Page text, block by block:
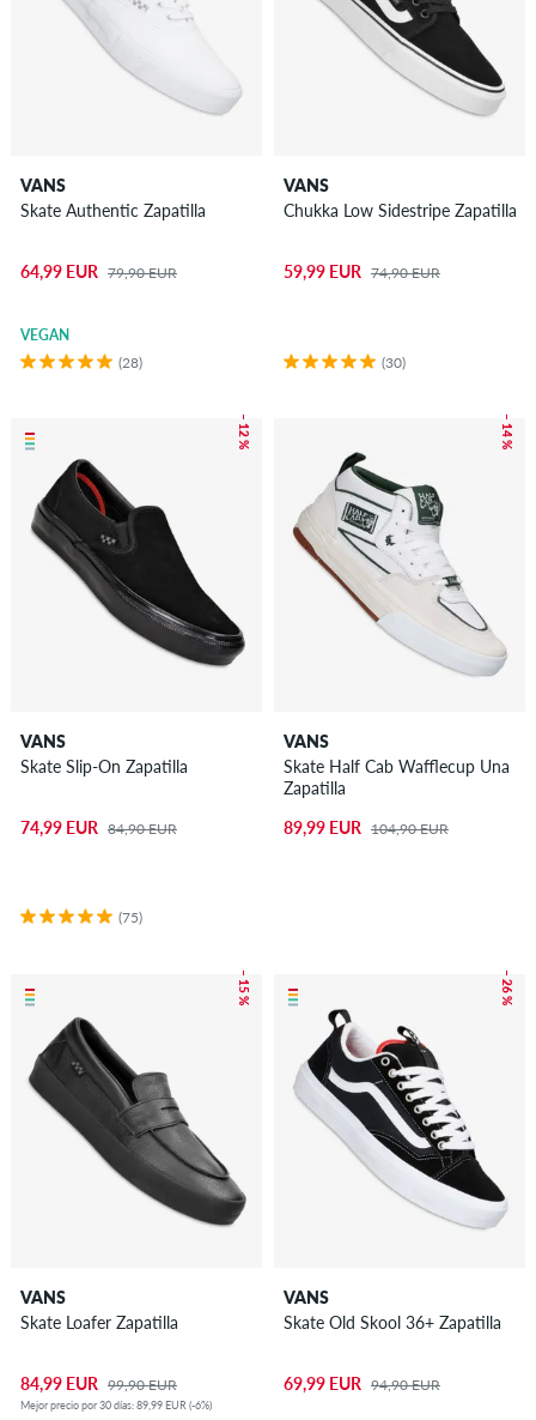
VANS
Skate Authentic Zapatilla
64,99 EUR 79,90 EUR
VEGAN
(28)
VANS
Chukka Low Sidestripe Zapatilla
59,99 EUR 74,90 EUR
(30)
– 12 %
VANS
Skate Slip-On Zapatilla
74,99 EUR 84,90 EUR
(75)
– 14 %
VANS
Skate Half Cab Wafflecup Una
Zapatilla
89,99 EUR 104,90 EUR
– 15 %
VANS
Skate Loafer Zapatilla
84,99 EUR 99,90 EUR
Mejor precio por 30 días: 89,99 EUR (-6%)
– 26 %
VANS
Skate Old Skool 36+ Zapatilla
69,99 EUR 94,90 EUR